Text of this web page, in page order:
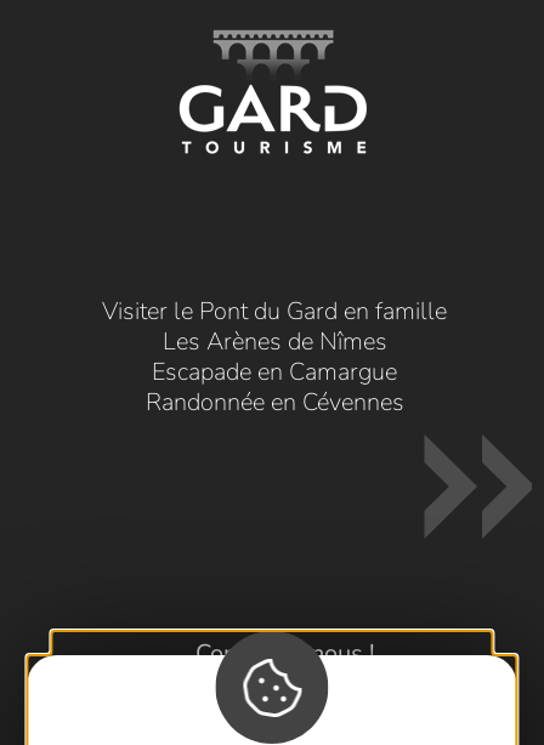
Visiter le Pont du Gard en famille
Les Arènes de Nîmes
Escapade en Camargue
Randonnée en Cévennes
Contactez-nous !
Foire aux questions
Brochures